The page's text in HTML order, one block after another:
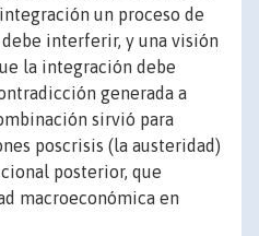
un proceso de
interferir, y una visión
la integración debe
generada a
sirvió para
poscrisis (la austeridad)
posterior, que
macroeconómica en